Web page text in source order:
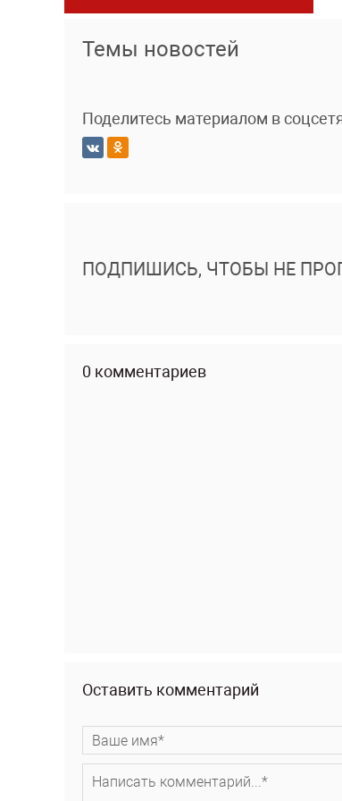
Темы новостей
Поделитесь материалом в
ПОДПИШИСЬ, ЧТОБЫ НЕ
0 комментариев
Оставить комментарий